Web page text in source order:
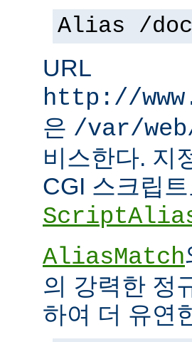
Alias /
URL
http://
은 /var/
비스한다. 지
CGI 스크립
AliasMatch
의 강력한 정
하여 더 유연